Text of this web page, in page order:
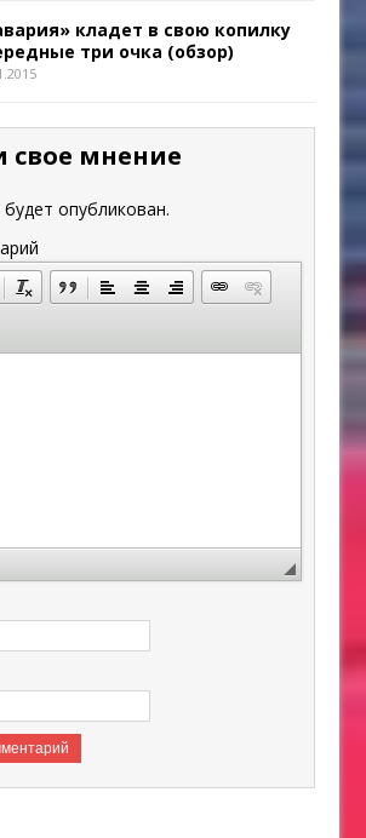
кладет в свою копилку
три очка (обзор)
свое мнение
опубликован.